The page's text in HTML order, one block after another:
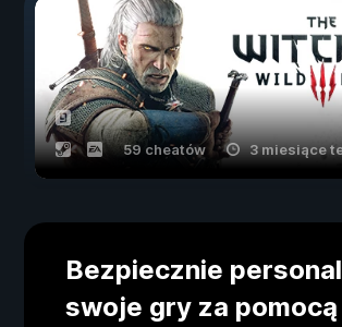
59 cheatów 3 miesiące
Bezpiecznie
swoje gry za pomocą